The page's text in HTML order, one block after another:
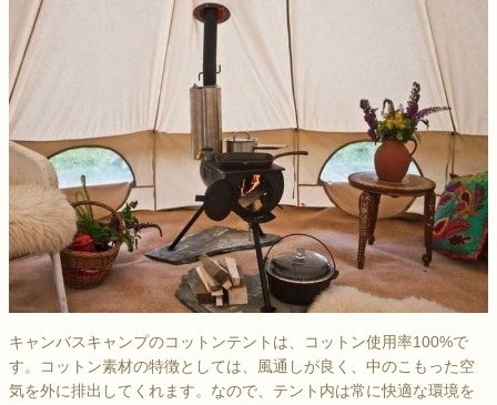
キャンバスキャンプのコットンテントは、コットン使用率100%で
す。コットン素材の特徴としては、風通しが良く、中のこもった空
気を外に排出してくれます。なので、テント内は常に快適な環境を